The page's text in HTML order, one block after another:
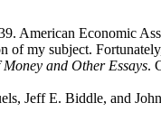
American Economic
of my subject.
and Other Essays.
Jeff E. Biddle, and